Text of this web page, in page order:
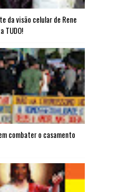
da visão celular de Rene
TUDO!
combater o casamento